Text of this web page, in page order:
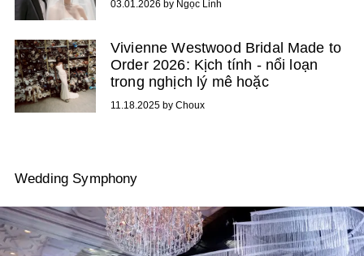
03.01.2026 by Ngọc Linh
Vivienne Westwood Bridal Made to
Order 2026: Kịch tính - nổi loạn
trong nghịch lý mê hoặc
11.18.2025 by Choux
Wedding Symphony